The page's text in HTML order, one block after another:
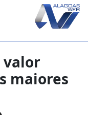
valor
maiores